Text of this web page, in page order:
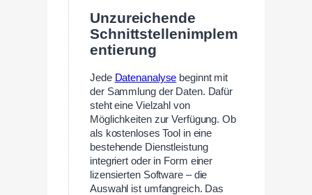
Unzureichende
Schnittstellenimplem
entierung
Jede Datenanalyse beginnt mit
der Sammlung der Daten. Dafür
steht eine Vielzahl von
Möglichkeiten zur Verfügung. Ob
als kostenloses Tool in eine
bestehende Dienstleistung
integriert oder in Form einer
lizensierten Software – die
Auswahl ist umfangreich. Das